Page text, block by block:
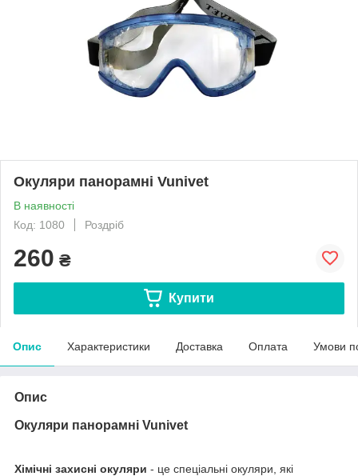
Окуляри панорамні Vunivet
В наявності
Код: 1080
Роздріб
260 ₴
Купити
Опис Характеристики Доставка Оплата Умови
Опис
Окуляри панорамні Vunivet
Хімічні захисні окуляри - це спеціальні окуляри, які